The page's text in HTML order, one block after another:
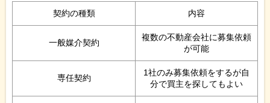
契約の種類 内容
一般媒介契約
複数の不動産会社に募集依頼
が可能
専任契約
1社のみ募集依頼をするが自
分で買主を探してもよい